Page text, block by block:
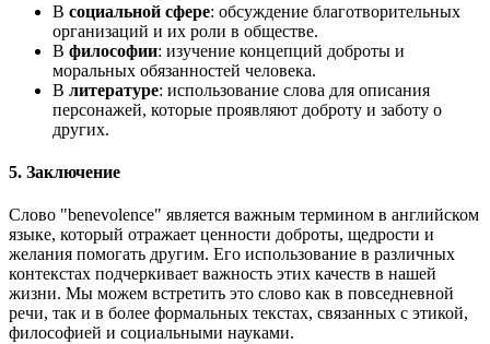
В социальной сфере: обсуждение благотворительных
организаций и их роли в обществе.
В философии: изучение концепций доброты и
моральных обязанностей человека.
В литературе: использование слова для описания
персонажей, которые проявляют доброту и заботу о
других.
5. Заключение
Слово "benevolence" является важным термином в английском
языке, который отражает ценности доброты, щедрости и
желания помогать другим. Его использование в различных
контекстах подчеркивает важность этих качеств в нашей
жизни. Мы можем встретить это слово как в повседневной
речи, так и в более формальных текстах, связанных с этикой,
философией и социальными науками.